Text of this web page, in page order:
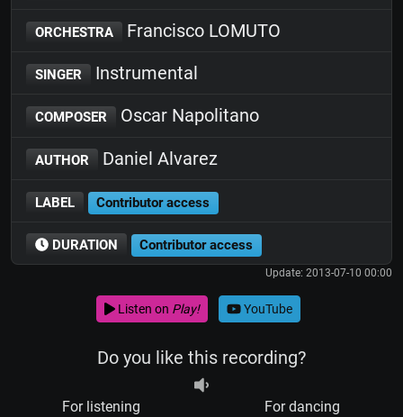
ORCHESTRA Francisco LOMUTO
SINGER Instrumental
COMPOSER Oscar Napolitano
AUTHOR Daniel Alvarez
LABEL Contributor access
DURATION Contributor access
Update: 2013-07-10 00:00
Listen on Play! YouTube
Do you like this recording?
For listening For dancing